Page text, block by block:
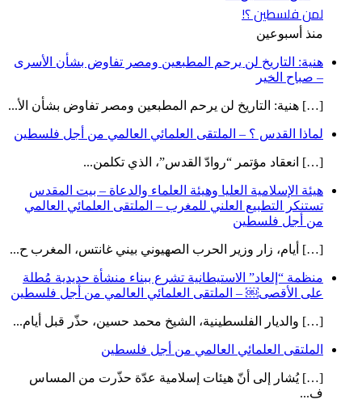
لمن فلسطين ؟!
منذ أسبوعين
هنية: التاريخ لن يرحم المطبعين ومصر تفاوض بشأن الأسرى
– صباح الخير
[…] هنية: التاريخ لن يرحم المطبعين ومصر تفاوض بشأن الأ...
لماذا القدس ؟ – الملتقى العلمائي العالمي من أجل فلسطين
[…] انعقاد مؤتمر “روادّ القدس”، الذي تكلمن...
هيئة الإسلامية العليا وهيئة العلماء والدعاة – بيت المقدس
تستنكر التطبيع العلني للمغرب – الملتقى العلمائي العالمي
من أجل فلسطين
[…] أيام، زار وزير الحرب الصهيوني بيني غانتس، المغرب ح...
منظمة “إلعاد” الاستيطانية تشرع ببناء منشأة حديدية مُطلة
على الأقصى￼ – الملتقى العلمائي العالمي من أجل فلسطين
[…] والديار الفلسطينية، الشيخ محمد حسين، حذّر قبل أيام...
الملتقى العلمائي العالمي من أجل فلسطين
[…] يُشار إلى أنّ هيئات إسلامية عدّة حذّرت من المساس
ف...